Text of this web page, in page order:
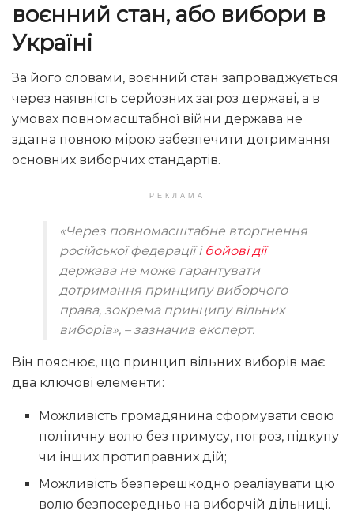
воєнний стан, або вибори в
Україні
За його словами, воєнний стан запроваджується
через наявність серйозних загроз державі, а в
умовах повномасштабної війни держава не
здатна повною мірою забезпечити дотримання
основних виборчих стандартів.
РЕКЛАМА
«Через повномасштабне вторгнення
російськоїфедерації і бойові дії
держава не може гарантувати
дотримання принципу виборчого
права, зокрема принципу вільних
виборів», – зазначив експерт.
Він пояснює, що принцип вільних виборів має
два ключові елементи:
Можливість громадянина сформувати свою
політичну волю без примусу, погроз, підкупу
чи інших протиправних дій;
Можливість безперешкодно реалізувати цю
волю безпосередньо на виборчій дільниці.